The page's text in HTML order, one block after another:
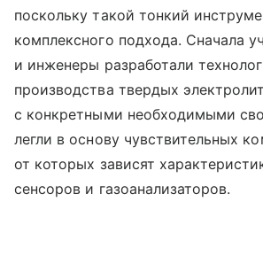
поскольку такой тонкий
комплексного подхода. Сначала
и инженеры разработали
производства твердых
с конкретными необходимыми
легли в основу чувствительных
от которых зависят
сенсоров и газоанализаторов.